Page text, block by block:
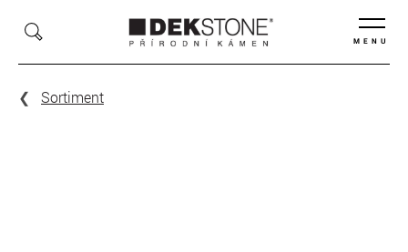
MENU
Sortiment